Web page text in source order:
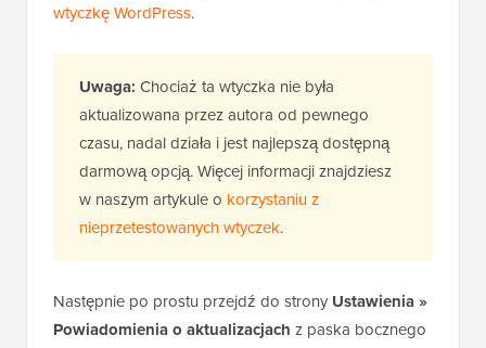
wtyczkę WordPress.
Uwaga: Chociaż ta wtyczka nie była
aktualizowana przez autora od pewnego
czasu, nadal działa i jest najlepszą dostępną
darmową opcją. Więcej informacji znajdziesz
w naszym artykule o korzystaniu z
nieprzetestowanych wtyczek.
Następnie po prostu przejdź do strony Ustawienia »
Powiadomienia o aktualizacjach z paska bocznego